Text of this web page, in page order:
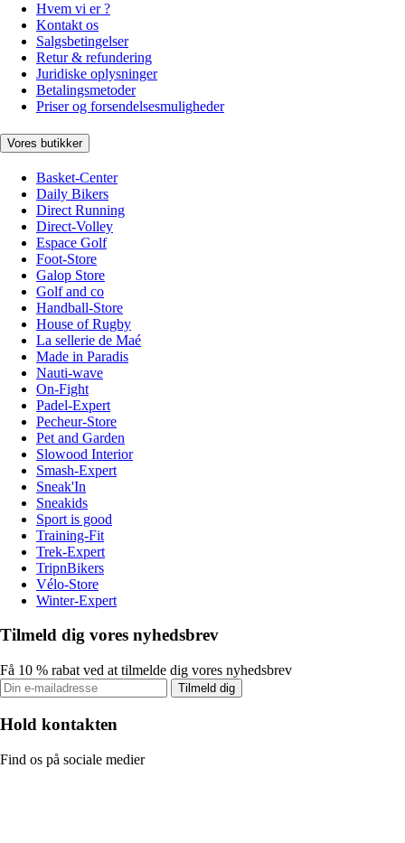
Hvem vi er ?
Kontakt os
Salgsbetingelser
Retur & refundering
Juridiske oplysninger
Betalingsmetoder
Priser og forsendelsesmuligheder
Vores butikker
Basket-Center
Daily Bikers
Direct Running
Direct-Volley
Espace Golf
Foot-Store
Galop Store
Golf and co
Handball-Store
House of Rugby
La sellerie de Maé
Made in Paradis
Nauti-wave
On-Fight
Padel-Expert
Pecheur-Store
Pet and Garden
Slowood Interior
Smash-Expert
Sneak'In
Sneakids
Sport is good
Training-Fit
Trek-Expert
TripnBikers
Vélo-Store
Winter-Expert
Tilmeld dig vores nyhedsbrev
Få 10 % rabat ved at tilmelde dig vores nyhedsbrev
Tilmeld dig
Hold kontakten
Find os på sociale medier